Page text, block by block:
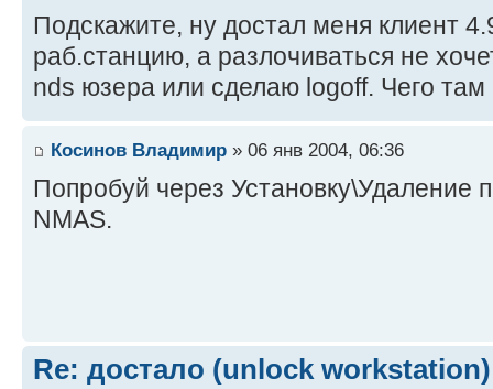
Подскажите, ну достал меня клиент
раб.станцию, а разлочиваться не
nds юзера или сделаю logoff. Чего там
Косинов Владимир » 06 янв 2004, 06:36
Попробуй через Установку\Удаление
NMAS.
Re: достало (unlock workstation)